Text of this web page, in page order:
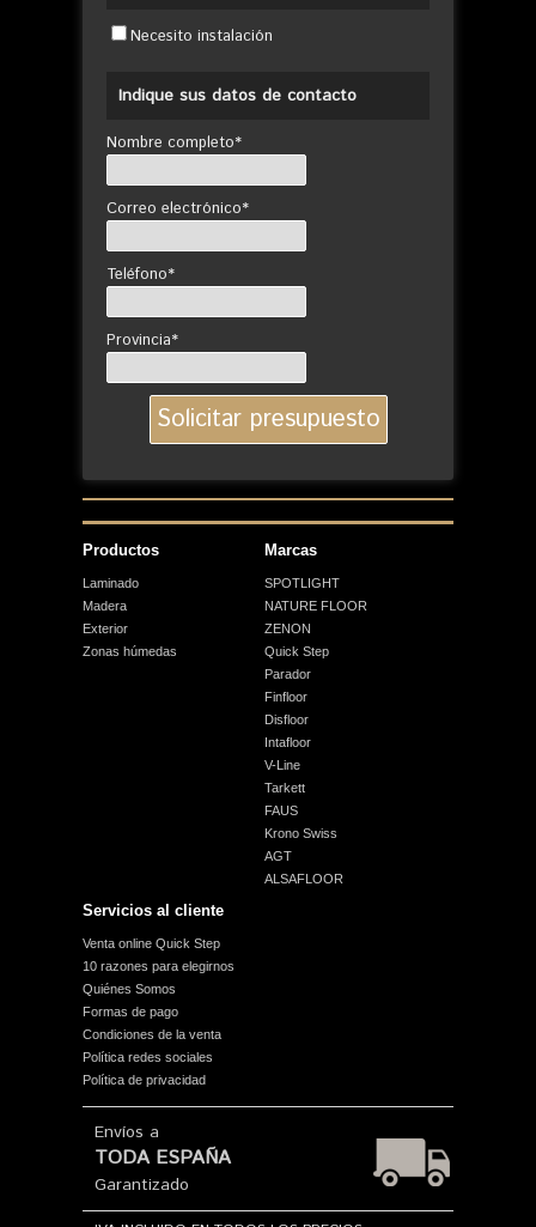
Necesito instalación
Indique sus datos de contacto
Nombre completo*
Correo electrónico*
Teléfono*
Provincia*
Productos
Laminado
Madera
Exterior
Zonas húmedas
Marcas
SPOTLIGHT
NATURE FLOOR
ZENON
Quick Step
Parador
Finfloor
Disfloor
Intafloor
V-Line
Tarkett
FAUS
Krono Swiss
AGT
ALSAFLOOR
Servicios al cliente
Venta online Quick Step
10 razones para elegirnos
Quiénes Somos
Formas de pago
Condiciones de la venta
Política redes sociales
Política de privacidad
Envíos a
TODA ESPAÑA
Garantizado